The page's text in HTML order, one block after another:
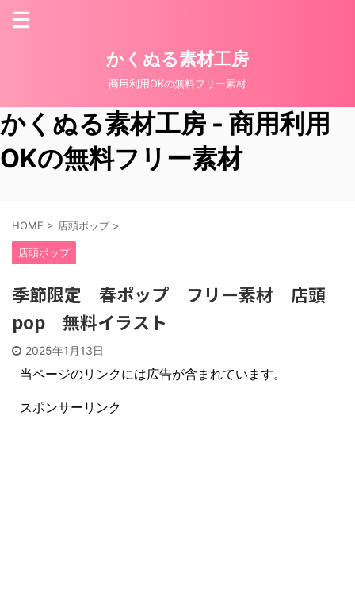
かくぬる素材工房
商用利用OKの無料フリー素材
かくぬる素材工房 - 商用利用
OKの無料フリー素材
HOME > 店頭ポップ >
店頭ポップ
季節限定 春ポップ フリー素材 店頭
pop 無料イラスト
2025年1月13日
当ページのリンクには広告が含まれています。
スポンサーリンク